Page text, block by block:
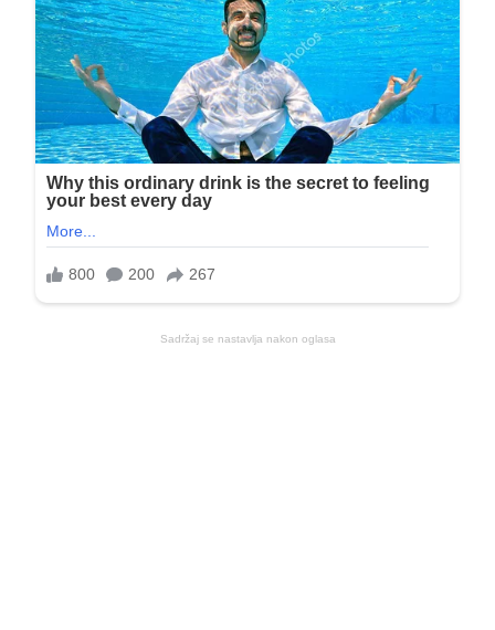
Sadržaj se nastavlja nakon oglasa